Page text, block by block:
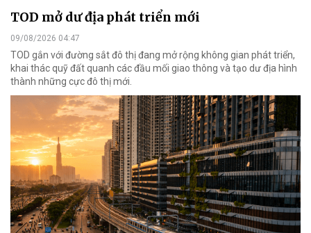
TOD mở dư địa phát triển mới
09/08/2026 04:47
TOD gắn với đường sắt đô thị đang mở rộng không gian phát triển,
khai thác quỹ đất quanh các đầu mối giao thông và tạo dư địa hình
thành những cực đô thị mới.